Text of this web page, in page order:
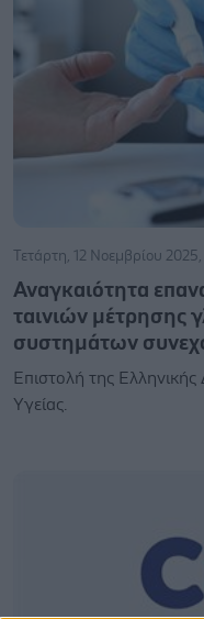
Τετάρτη, 12 Νοεμβρίου 2025,
Αναγκαιότητα
ταινιών μέτρησης
συστημάτων
Eπιστολή της Ελληνικής
Υγείας.